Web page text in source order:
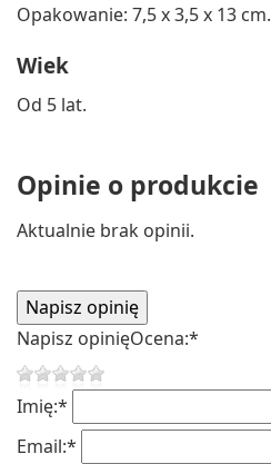
Opakowanie: 7,5 x 3,5 x 13 cm.
Wiek
Od 5 lat.
Opinie o produkcie
Aktualnie brak opinii.
Napisz opinięOcena:*
Imię:*
Email:*